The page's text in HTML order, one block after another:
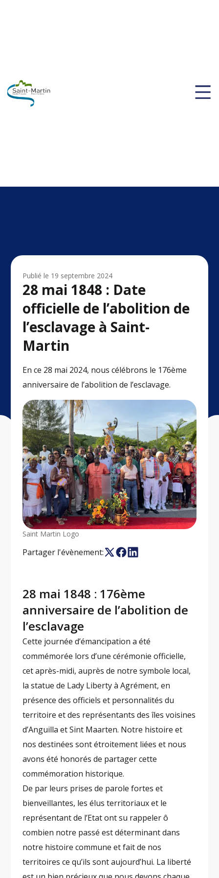
Publié le 19 septembre 2024
28 mai 1848 : Date
officielle de l’abolition de
l’esclavage à Saint-
Martin
En ce 28 mai 2024, nous célébrons le 176ème
anniversaire de l’abolition de l’esclavage.
Saint Martin Logo
Partager l'évènement:
28 mai 1848 : 176ème
anniversaire de l’abolition de
l’esclavage
Cette journée d’émancipation a été
commémorée lors d’une cérémonie officielle,
cet après-midi, auprès de notre symbole local,
la statue de Lady Liberty à Agrément, en
présence des officiels et personnalités du
territoire et des représentants des îles voisines
d’Anguilla et Sint Maarten. Notre histoire et
nos destinées sont étroitement liées et nous
avons été honorés de partager cette
commémoration historique.
De par leurs prises de parole fortes et
bienveillantes, les élus territoriaux et le
représentant de l’Etat ont su rappeler ô
combien notre passé est déterminant dans
notre histoire commune et fait de nos
territoires ce qu’ils sont aujourd’hui. La liberté